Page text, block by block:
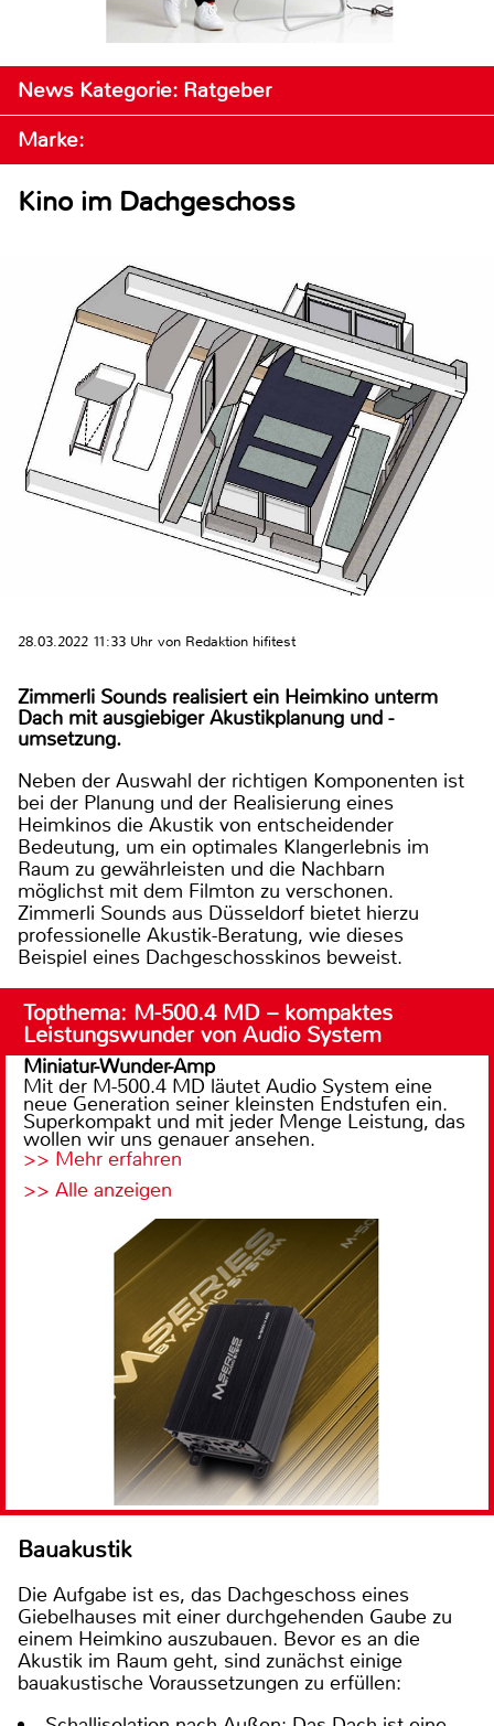
News Kategorie: Ratgeber
Marke:
Kino im Dachgeschoss
28.03.2022 11:33 Uhr von Redaktion hifitest
Zimmerli Sounds realisiert ein Heimkino unterm
Dach mit ausgiebiger Akustikplanung und -
umsetzung.
Neben der Auswahl der richtigen Komponenten ist
bei der Planung und der Realisierung eines
Heimkinos die Akustik von entscheidender
Bedeutung, um ein optimales Klangerlebnis im
Raum zu gewährleisten und die Nachbarn
möglichst mit dem Filmton zu verschonen.
Zimmerli Sounds aus Düsseldorf bietet hierzu
professionelle Akustik-Beratung, wie dieses
Beispiel eines Dachgeschosskinos beweist.
Topthema: M-500.4 MD – kompaktes
Leistungswunder von Audio System
Miniatur-Wunder-Amp
Mit der M-500.4 MD läutet Audio System eine
neue Generation seiner kleinsten Endstufen ein.
Superkompakt und mit jeder Menge Leistung, das
wollen wir uns genauer ansehen.
>> Mehr erfahren
>> Alle anzeigen
Bauakustik
Die Aufgabe ist es, das Dachgeschoss eines
Giebelhauses mit einer durchgehenden Gaube zu
einem Heimkino auszubauen. Bevor es an die
Akustik im Raum geht, sind zunächst einige
bauakustische Voraussetzungen zu erfüllen: